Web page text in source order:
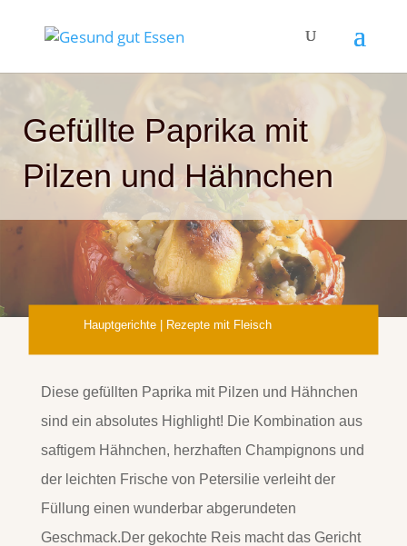
Gefüllte Paprika mit
Pilzen und Hähnchen
Hauptgerichte| Rezepte mit Fleisch
Diese gefüllten Paprika mit Pilzen und Hähnchen
sind ein absolutes Highlight! Die Kombination aus
saftigem Hähnchen, herzhaften Champignons und
der leichten Frische von Petersilie verleiht der
Füllung einen wunderbar abgerundeten
Geschmack.Der gekochte Reis macht das Gericht